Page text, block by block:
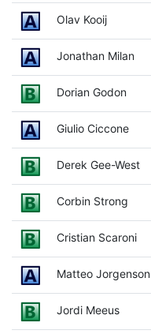
Olav Kooij
Jonathan Milan
Dorian Godon
Giulio Ciccone
Derek Gee-West
Corbin Strong
Cristian Scaroni
Matteo Jorgenson
Jordi Meeus